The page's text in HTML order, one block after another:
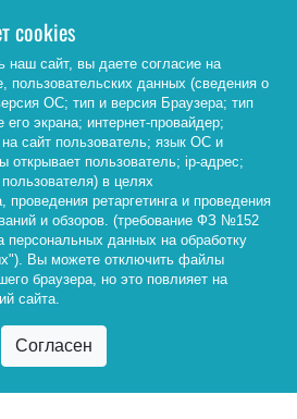
ИСКУССТВО РОССИИ
РАБОТЫ
ПРЕДПРИЯТИЯ
cookies
наш сайт, вы даете согласие на
пользовательских данных (сведения о
ОС; тип и версия Браузера; тип
экрана; интернет-провайдер;
сайт пользователь; язык ОС и
открывает пользователь; ip-адрес;
в целях
проведения ретаргетинга и проведения
и обзоров. (требование ФЗ №152
персональных данных на обработку
Вы можете отключить файлы
браузера, но это повлияет на
сайта.